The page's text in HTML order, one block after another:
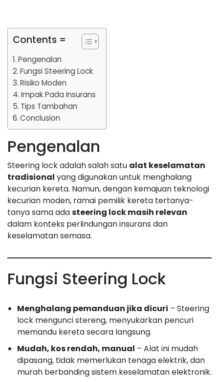
Contents =
Pengenalan
Fungsi Steering Lock
Risiko Moden
Impak Pada Insurans
Tips Tambahan
Conclusion
Pengenalan
Steering lock adalah salah satu alat keselamatan
tradisional yang digunakan untuk menghalang
kecurian kereta. Namun, dengan kemajuan teknologi
kecurian moden, ramai pemilik kereta tertanya-
tanya sama adasteering lock masih relevan
dalam konteks perlindungan insurans dan
keselamatan semasa.
Fungsi Steering Lock
Menghalang pemanduan jika dicuri – Steering
lock mengunci stereng, menyukarkan pencuri
memandu kereta secara langsung.
Mudah, kos rendah, manual – Alat ini mudah
dipasang, tidak memerlukan tenaga elektrik, dan
murah berbanding sistem keselamatan elektronik.